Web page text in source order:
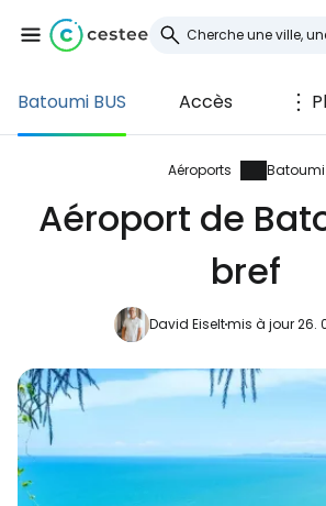
Batoumi BUS Accès
Aéroports Batoumi
Aéroport de
bref
David Eiseltmis à jour 26.
Se connecter à
Cestee
... la communauté mondiale
Continuer avec
Poursuivre avec le